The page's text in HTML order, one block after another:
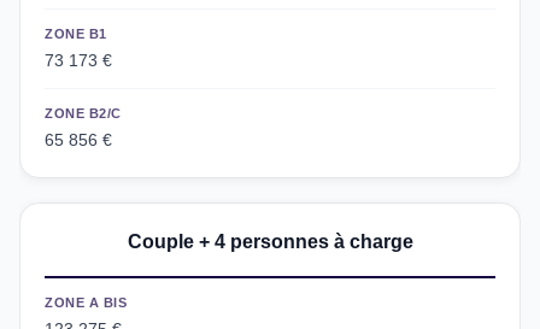
ZONE B1
73 173 €
ZONE B2/C
65 856 €
Couple + 4 personnes à charge
ZONE A BIS